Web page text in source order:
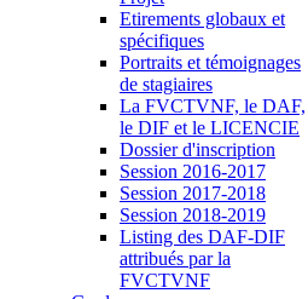
Etirements globaux et
spécifiques
Portraits et témoignages
de stagiaires
La FVCTVNF, le DAF,
le DIF et le LICENCIE
Dossier d'inscription
Session 2016-2017
Session 2017-2018
Session 2018-2019
Listing des DAF-DIF
attribués par la
FVCTVNF